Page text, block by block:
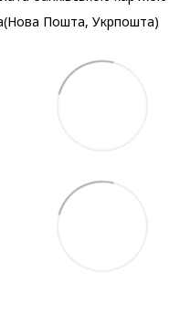
Пошта, Укрпошта)